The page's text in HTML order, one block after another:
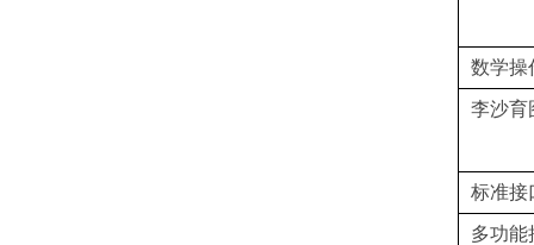
数学操
李沙育
标准接
多功能